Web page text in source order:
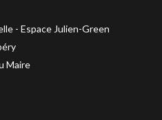
- Espace Julien-Green
Maire